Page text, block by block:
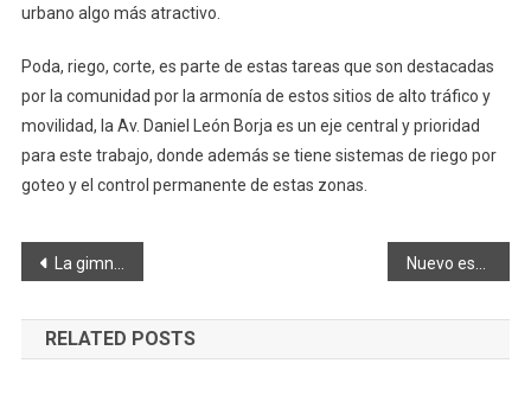
urbano algo más atractivo.
Poda, riego, corte, es parte de estas tareas que son destacadas
por la comunidad por la armonía de estos sitios de alto tráfico y
movilidad, la Av. Daniel León Borja es un eje central y prioridad
para este trabajo, donde además se tiene sistemas de riego por
goteo y el control permanente de estas zonas.
Navegación
de
entradas
La gimnasia es prioridad en parques de la urbe
RELATED POSTS